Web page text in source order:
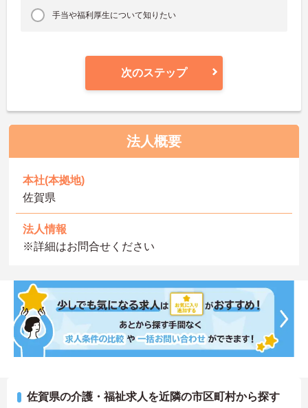
手当や福利厚生について知りたい
次のステップ
法人概要
本社(本拠地)
佐賀県
法人情報
※詳細はお問合せください
佐賀県の介護・福祉求人を近隣の市区町村から探す